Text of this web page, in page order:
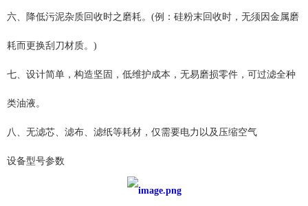
六、降低污泥杂质回收时之磨耗。(例：硅粉末回收时，无须因金属磨
耗而更换刮刀材质。)
七、设计简单，构造坚固，低维护成本，无易磨损零件，可过滤全种
类油液。
八、无滤芯、滤布、滤纸等耗材，仅需要电力以及压缩空气
设备型号参数